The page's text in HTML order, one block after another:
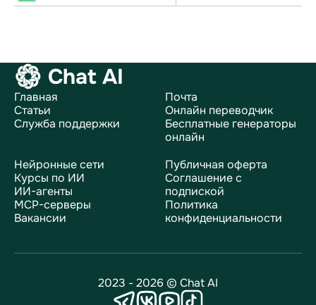
Chat AI
Главная
Статьи
Служба поддержки
Почта
Онлайн переводчик
Бесплатные генераторы
онлайн
Нейронные сети
Курсы по ИИ
ИИ-агенты
MCP-серверы
Вакансии
Публичная оферта
Соглашение с
подпиской
Политика
конфиденциальности
2023 - 2026 © Chat AI